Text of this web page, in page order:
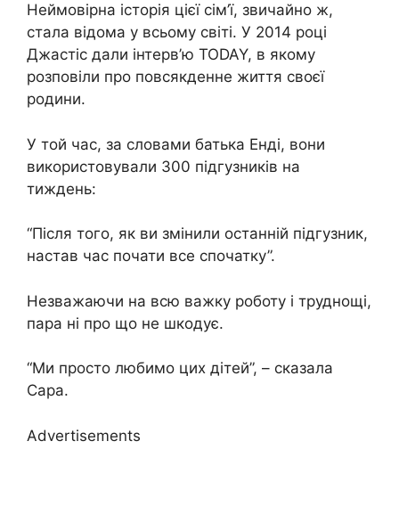
Неймовірна історія цієї сім’ї, звичайно ж,
стала відома у всьому світі. У 2014 році
Джастіс дали інтерв’ю TODAY, в якому
розповіли про повсякденне життя своєї
родини.
У той час, за словами батька Енді, вони
використовували 300 підгузників на
тиждень:
“Після того, як ви змінили останній підгузник,
настав час почати все спочатку”.
Незважаючи на всю важку роботу і труднощі,
пара ні про що не шкодує.
“Ми просто любимо цих дітей”, – сказала
Сара.
Advertisements